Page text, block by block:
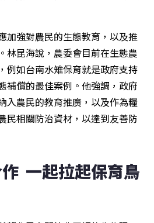
加強對農民的生態教育，以及推
林昆海說，農委會目前在生態農
例如台南水雉保育就是政府支持
補償的最佳案例。他強調，政府
入農民的教育推廣，以及作為糧
民相關防治資材，以達到友善防
一起拉起保育鳥